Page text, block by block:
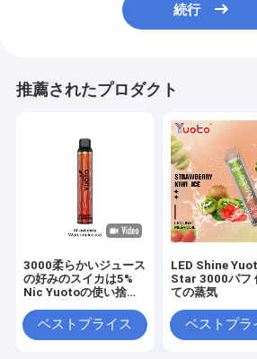
続行
推薦されたプロダクト
3000柔らかいジュース
の好みのスイカは5%
Nic Yuotoの使い捨て
ベストプライス
LED Shine
Star 3000パフ
ての蒸気
ベストプラ